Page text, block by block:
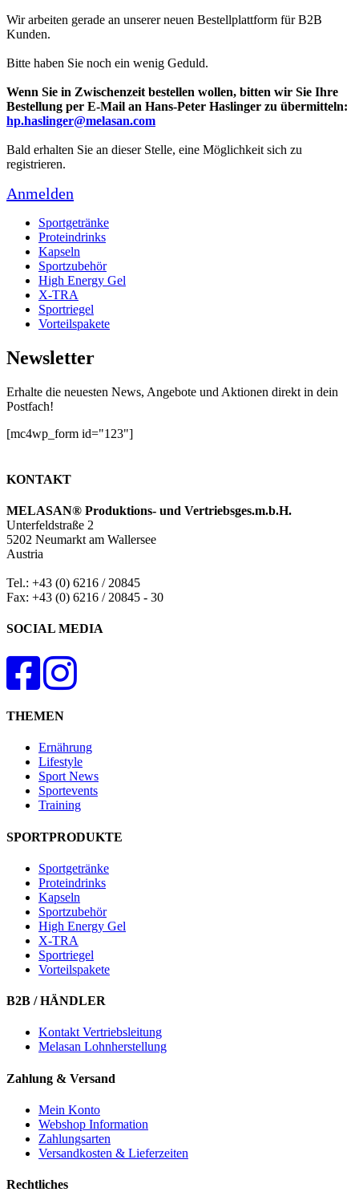
Wir arbeiten gerade an unserer neuen Bestellplattform für B2B
Kunden.
Bitte haben Sie noch ein wenig Geduld.
Wenn Sie in Zwischenzeit bestellen wollen, bitten wir Sie Ihre
Bestellung per E-Mail an Hans-Peter Haslinger zu übermitteln:
hp.haslinger@melasan.com
Bald erhalten Sie an dieser Stelle, eine Möglichkeit sich zu
registrieren.
Anmelden
Sportgetränke
Proteindrinks
Kapseln
Sportzubehör
High Energy Gel
X-TRA
Sportriegel
Vorteilspakete
Newsletter
Erhalte die neuesten News, Angebote und Aktionen direkt in dein
Postfach!
[mc4wp_form id="123"]
KONTAKT
MELASAN® Produktions- und Vertriebsges.m.b.H.
Unterfeldstraße 2
5202 Neumarkt am Wallersee
Austria
Tel.: +43 (0) 6216 / 20845
Fax: +43 (0) 6216 / 20845 - 30
SOCIAL MEDIA
THEMEN
Ernährung
Lifestyle
Sport News
Sportevents
Training
SPORTPRODUKTE
Sportgetränke
Proteindrinks
Kapseln
Sportzubehör
High Energy Gel
X-TRA
Sportriegel
Vorteilspakete
B2B / HÄNDLER
Kontakt Vertriebsleitung
Melasan Lohnherstellung
Zahlung & Versand
Mein Konto
Webshop Information
Zahlungsarten
Versandkosten & Lieferzeiten
Rechtliches